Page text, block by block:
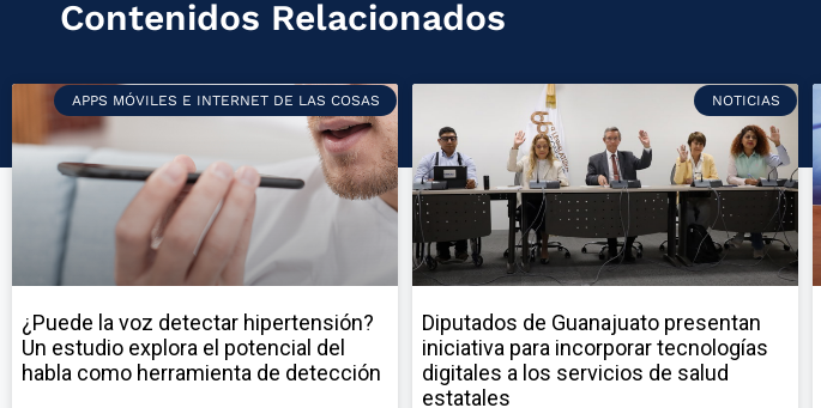
Contenidos Relacionados
APPS MÓVILES E INTERNET DE LAS COSAS
¿Puede la voz detectar hipertensión?
Un estudio explora el potencial del
habla como herramienta de detección
NOTICIAS
Diputados de Guanajuato presentan
iniciativa para incorporar tecnologías
digitales a los servicios de salud
estatales